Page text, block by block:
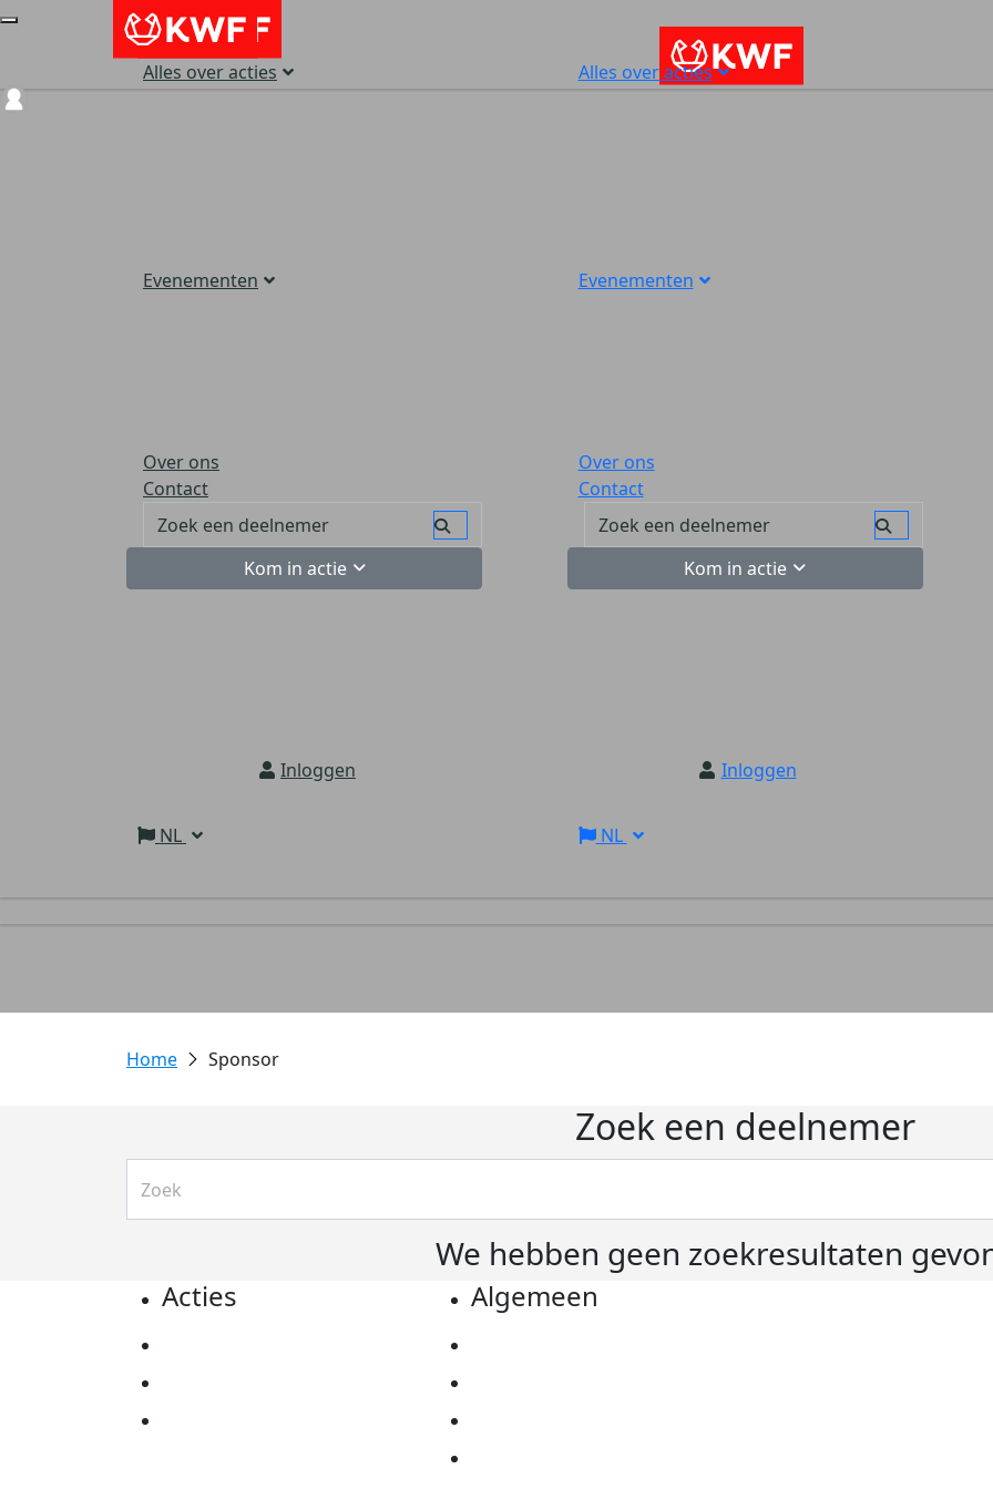
Alles over acties
Evenementen
Over ons
Contact
Kom in actie
Inloggen
NL
Alles over acties
Evenementen
Over ons
Contact
Kom in actie
Inloggen
NL
Sponsor
Zoek een deelnemer
We hebben geen zoekresultaten
Acties Algemeen